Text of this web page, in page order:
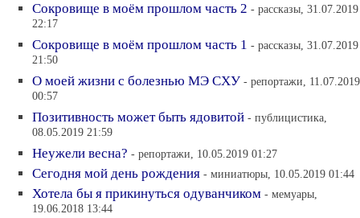
Сокровище в моём прошлом часть 2 - рассказы, 31.07.2019
22:17
Сокровище в моём прошлом часть 1 - рассказы, 31.07.2019
21:50
О моей жизни с болезнью МЭ СХУ - репортажи, 11.07.2019
00:57
Позитивность может быть ядовитой - публицистика,
08.05.2019 21:59
Неужели весна? - репортажи, 10.05.2019 01:27
Сегодня мой день рождения - миниатюры, 10.05.2019 01:44
Хотела бы я прикинуться одуванчиком - мемуары,
19.06.2018 13:44